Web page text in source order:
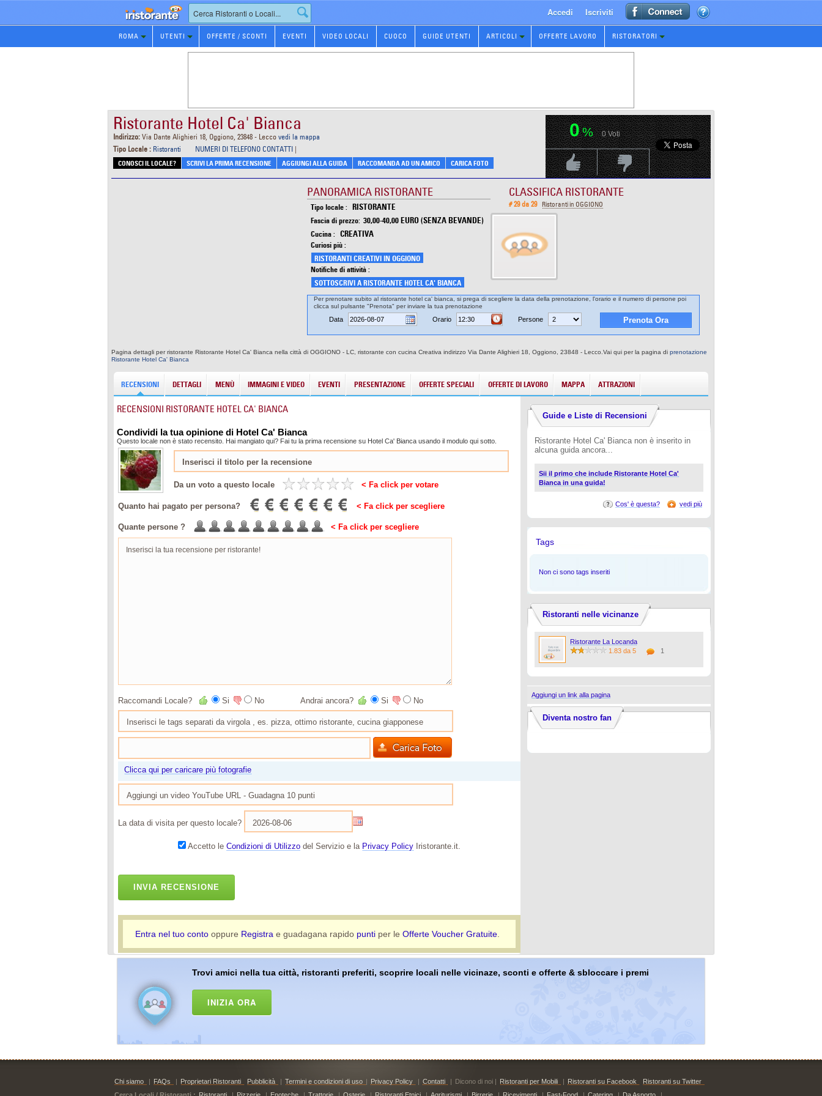
Prenotazione
Ristorante
Accedi Iscriviti
ROMA UTENTI OFFERTE / SCONTI EVENTI VIDEO LOCALI CUOCO GUIDE UTENTI ARTICOLI OFFERTE LAVORO RISTORATORI
Ristorante Hotel Ca' Bianca
Indirizzo: Via Dante Alighieri 18, Oggiono, 23848 - Lecco vedi la mappa
Tipo Locale : Ristoranti NUMERI DI TELEFONO CONTATTI |
CONOSCI IL LOCALE? SCRIVI LA PRIMA RECENSIONE AGGIUNGI ALLA GUIDA RACCOMANDA AD UN AMICO CARICA FOTO
0% 0Voti
Voti PositivoVoti Negativo
PANORAMICA RISTORANTE
Tipo locale : RISTORANTE
Fascia di prezzo: 30,00-40,00 EURO (SENZA BEVANDE)
Cucina : CREATIVA
Curiosi più :
RISTORANTI CREATIVI IN OGGIONO
Notifiche di attività :
SOTTOSCRIVI A RISTORANTE HOTEL CA' BIANCA
CLASSIFICA RISTORANTE
# 29 da 29 Ristoranti in OGGIONO
Per prenotare subito al ristorante hotel ca' bianca, si prega di scegliere la data della prenotazione, l'orario e il numero di persone poi
clicca sul pulsante "Prenota" per inviare la tua prenotazione
Data Orario Persone
Pagina dettagli per ristorante Ristorante Hotel Ca' Bianca nella città di OGGIONO - LC, ristorante con cucina Creativa indirizzo Via Dante Alighieri 18, Oggiono, 23848 - Lecco.Vai qui per la pagina di prenotazione
Ristorante Hotel Ca' Bianca
RECENSIONI DETTAGLI MENÙ IMMAGINI E VIDEO EVENTI PRESENTAZIONE OFFERTE SPECIALI OFFERTE DI LAVORO MAPPA ATTRAZIONI
RECENSIONI RISTORANTE HOTEL CA' BIANCA
Condividi la tua opinione di Hotel Ca' Bianca
Questo locale non è stato recensito. Hai mangiato qui? Fai tu la prima recensione su Hotel Ca' Bianca usando il modulo qui sotto.
Da un voto a questo locale < Fa click per votare
Quanto hai pagato per persona? < Fa click per scegliere
Quante persone ? < Fa click per scegliere
Raccomandi Locale? Si No Andrai ancora? Si No
Clicca qui per caricare più fotografie
La data di visita per questo locale?
Accetto le Condizioni di Utilizzodel Servizio e la Privacy PolicyIristorante.it.
INVIA RECENSIONE
Entra nel tuo contooppure Registra e guadagana rapido puntiper le Offerte Voucher Gratuite.
Guide e Liste di Recensioni
Ristorante Hotel Ca' Bianca non è inserito in
alcuna guida ancora...
Sii il primo che include Ristorante Hotel Ca'
Bianca in una guida!
Cos' è questa? vedi più
Tags
Non ci sono tags inseriti
Ristoranti nelle vicinanze
Ristorante La Locanda
1.83 da 5
1
Aggiungi un link alla pagina
Diventa nostro fan
Trovi amici nella tua città, ristoranti preferiti, scoprire locali nelle vicinaze, sconti e offerte & sbloccare i premi
INIZIA ORA
Chi siamo | FAQs | Proprietari Ristoranti Pubblicità | Termini e condizioni di uso | Privacy Policy | Contatti | Dicono di noi | Ristoranti per Mobili | Ristoranti su Facebook
Ristoranti su Twitter